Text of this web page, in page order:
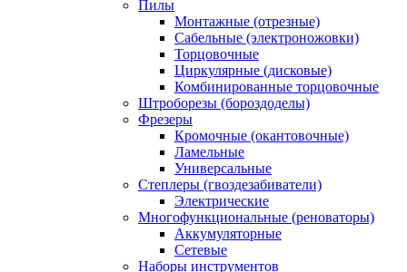
Пилы
Монтажные (отрезные)
Сабельные (электроножовки)
Торцовочные
Циркулярные (дисковые)
Комбинированные торцовочные
Штроборезы (бороздоделы)
Фрезеры
Кромочные (окантовочные)
Ламельные
Универсальные
Степлеры (гвоздезабиватели)
Электрические
Многофункциональные (реноваторы)
Аккумуляторные
Сетевые
Наборы инструментов